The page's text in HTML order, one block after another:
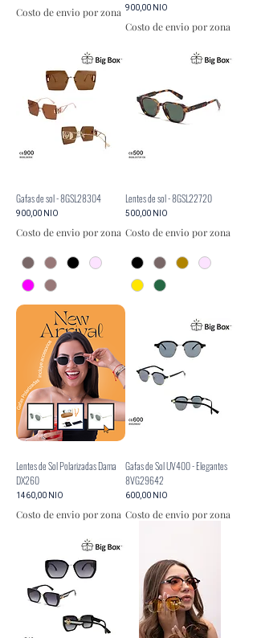
Costo de envio por zona Precio
900,00 NIO
Costo de envio por zona
Gafas de sol - 8GSL28304
Precio
900,00 NIO
Costo de envio por zona
Lentes de sol - 8GSL22720
Precio
500,00 NIO
Costo de envio por zona
Lentes de Sol Polarizadas Dama
DX260
Precio
1460,00 NIO
Costo de envio por zona
Gafas de Sol UV400 - Elegantes
8VG29642
Precio
600,00 NIO
Costo de envio por zona